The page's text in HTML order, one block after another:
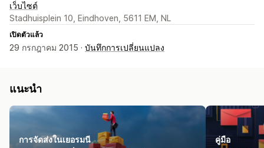
เว็บไซต์
Stadhuisplein 10, Eindhoven, 5611 EM, NL
เปิดตัวแล้ว
29 กรกฎาคม 2015 · บันทึกการเปลี่ยนแปลง
แนะนำ
การจัดส่งในเยอรมนี คู่มือ